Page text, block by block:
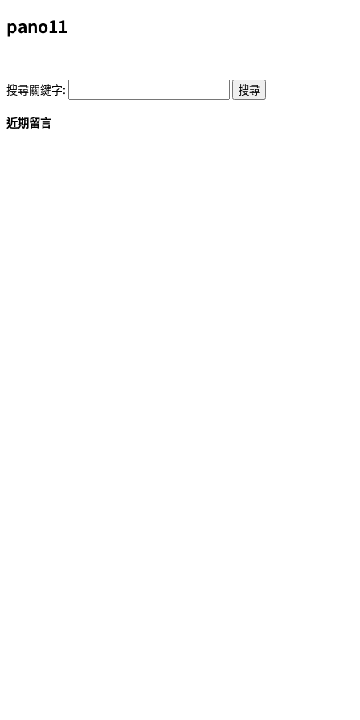
pano11
搜尋關鍵字:
近期留言